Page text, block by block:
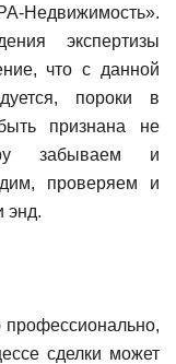
экспертизы
что с данной
пороки в
признана не
забываем и
проверяем и
энд.
сделки может